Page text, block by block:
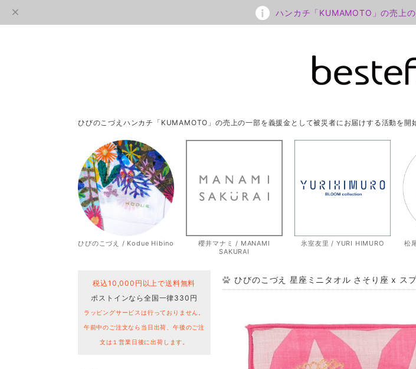
ハンカチ「KUMAMOTO」の売上
ひびのこづえハンカチ「KUMAMOTO」の売上の一部を義援金として被災者にお届けする活動を開
ひびのこづえ / Kodue Hibino
櫻井マナミ / MANAMI
SAKURAI
氷室友里 / YURI HIMURO 松
税込10,000円以上で送料無料
ポストインなら全国一律330円
ラッピングサービスは行っておりません。
午前中のご注文なら当日出荷、午後のご注
文は１営業日後に出荷します。
ひびのこづえ 星座ミニタオル さそり座 x